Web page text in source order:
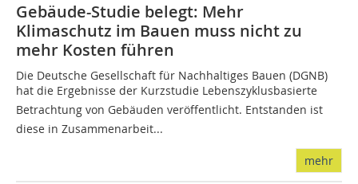
Gebäude-Studie belegt: Mehr
Klimaschutz im Bauen muss nicht zu
mehr Kosten führen
Die Deutsche Gesellschaft für Nachhaltiges Bauen (DGNB)
hat die Ergebnisse der Kurzstudie Lebenszyklusbasierte
Betrachtung von Gebäuden veröffentlicht. Entstanden ist
diese in Zusammenarbeit...
mehr